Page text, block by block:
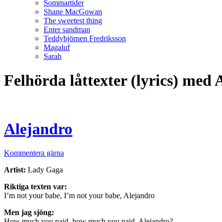
Sommartider
Shane MacGowan
The sweetest thing
Enter sandman
Teddybjörnen Fredriksson
Magaluf
Sarah
Felhörda låttexter (lyrics) med
Alejandro
Kommentera gärna
Artist: Lady Gaga
Riktiga texten var:
I’m not your babe, I’m not your babe, Alejandro
Men jag sjöng: